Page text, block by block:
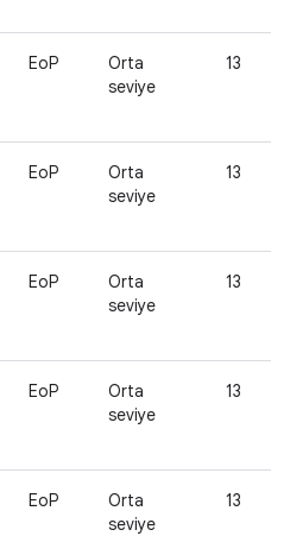
EoP
Orta
seviye
13
EoP
Orta
seviye
13
EoP
Orta
seviye
13
EoP
Orta
seviye
13
EoP
Orta
seviye
13